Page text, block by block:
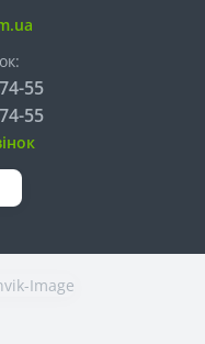
55
55